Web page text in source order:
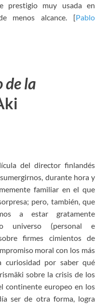
prestigio muy usada en
menos alcance. [Pablo
de la
del director finlandés
durante hora y
familiar en el que
pero, también, que
a estar gratamente
universo (personal e
firmes cimientos de
moral con los más
curiosidad por saber qué
sobre la crisis de los
continente europeo en los
ser de otra forma, logra